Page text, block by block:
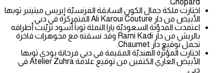
Chopard.
اختارت ملكة جمال الكون السابقة الفرنسيّة إيريس ميتينير ثوبها
الأبيض من دار Ali Karoui Couture المتمركزة في دبي.
اعتمدت المدوّنة السعوديّة يارا النملة ثوباً أسود تزيّنت أطرافه
بالريش من دار Rami Kadi وقد نسقته مع مجوهرات فاخرة
تحمل توقيع دار Chaumet.
اختارت المؤثّرة الهنديّة المقيمة في دبي فرحانة بودي ثوبها
الأبيض العاري الكتفين من توقيع علامة Atelier Zuhra في
دبي.